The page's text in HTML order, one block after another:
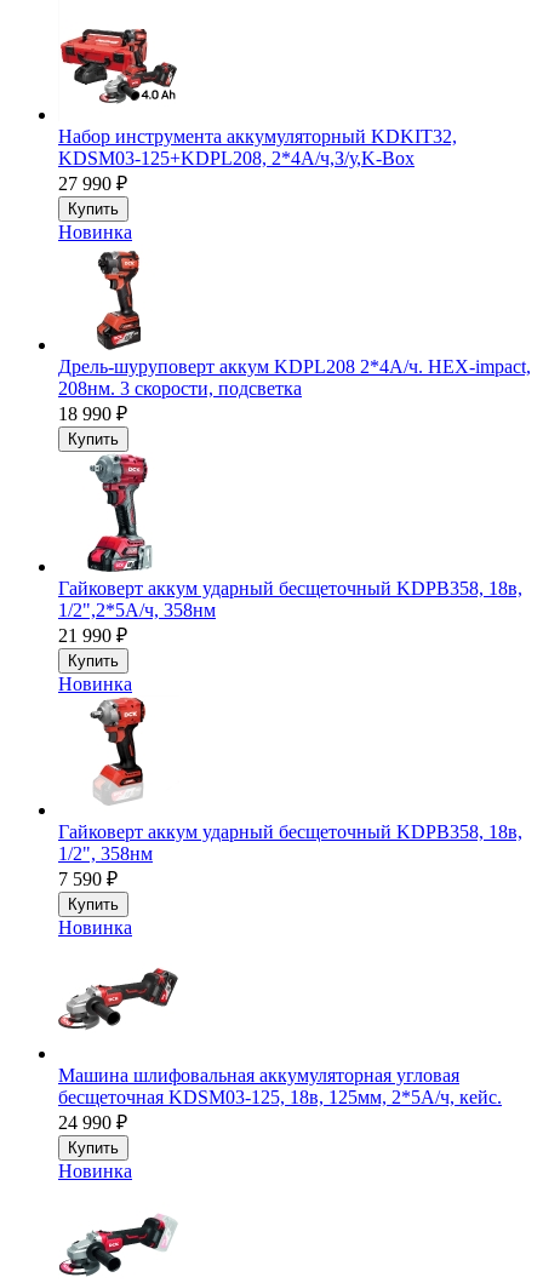
Набор инструмента аккумуляторный KDKIT32,
KDSM03-125+KDPL208, 2*4А/ч,З/у,K-Box
27 990 ₽
Купить
Новинка
Дрель-шуруповерт аккум KDPL208 2*4А/ч. HEX-impact,
208нм. 3 скорости, подсветка
18 990 ₽
Купить
Гайковерт аккум ударный бесщеточный KDPB358, 18в,
1/2",2*5А/ч, 358нм
21 990 ₽
Купить
Новинка
Гайковерт аккум ударный бесщеточный KDPB358, 18в,
1/2", 358нм
7 590 ₽
Купить
Новинка
Машина шлифовальная аккумуляторная угловая
бесщеточная KDSM03-125, 18в, 125мм, 2*5А/ч, кейс.
24 990 ₽
Купить
Новинка